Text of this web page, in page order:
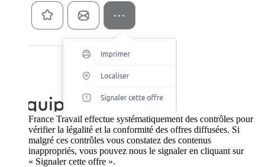
France Travail effectue systématiquement des contrôles pour
vérifier la légalité et la conformité des offres diffusées. Si
malgré ces contrôles vous constatez des contenus
inappropriés, vous pouvez nous le signaler en cliquant sur
« Signaler cette offre ».